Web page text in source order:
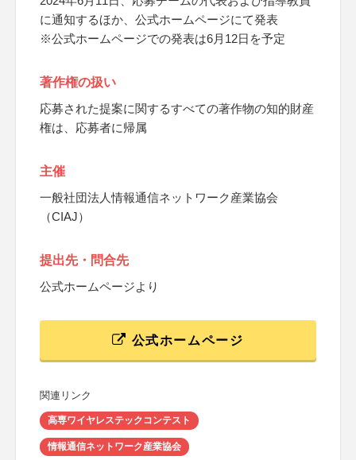
に通知するほか、公式ホームページにて発表
※公式ホームページでの発表は6月12日を予定
著作権の扱い
応募された提案に関するすべての著作物の知的財産
権は、応募者に帰属
主催
一般社団法人情報通信ネットワーク産業協会
（CIAJ）
提出先・問合先
公式ホームページより
公式ホームページ
関連リンク
高専ワイヤレステックコンテスト
情報通信ネットワーク産業協会